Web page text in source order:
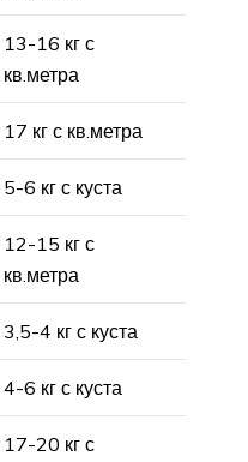
13-16 кг с
кв.метра
17 кг с кв.метра
5-6 кг с куста
12-15 кг с
кв.метра
3,5-4 кг с куста
4-6 кг с куста
17-20 кг с